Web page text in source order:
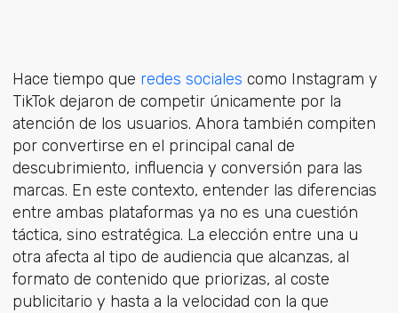
Hace tiempo que redes sociales como Instagram y
TikTok dejaron de competir únicamente por la
atención de los usuarios. Ahora también compiten
por convertirse en el principal canal de
descubrimiento, influencia y conversión para las
marcas. En este contexto, entender las diferencias
entre ambas plataformas ya no es una cuestión
táctica, sino estratégica. La elección entre una u
otra afecta al tipo de audiencia que alcanzas, al
formato de contenido que priorizas, al coste
publicitario y hasta a la velocidad con la que